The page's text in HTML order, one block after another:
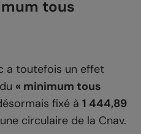
tous
a toutefois un effet
« minimum tous
fixé à 1 444,89
circulaire de la Cnav.